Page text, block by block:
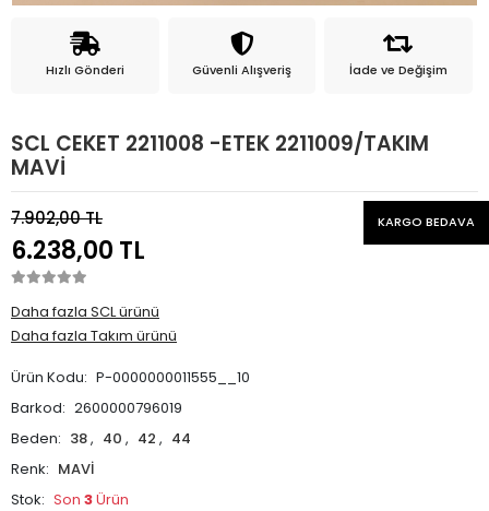
Hızlı Gönderi Güvenli Alışveriş İade ve Değişim
SCL CEKET 2211008 -ETEK 2211009/TAKIM
MAVİ
7.902,00 TL
6.238,00 TL
KARGO BEDAVA
Daha fazla SCL ürünü
Daha fazla Takım ürünü
Ürün Kodu: P-0000000011555__10
Barkod: 2600000796019
Beden: 38, 40 , 42 , 44
Renk: MAVİ
Stok: Son 3Ürün